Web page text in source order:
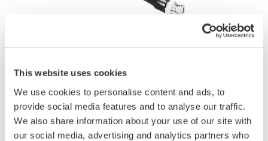
This website uses cookies
We use cookies to personalise content and ads, to
provide social media features and to analyse our traffic.
We also share information about your use of our site with
our social media, advertising and analytics partners who
Angebot anfordern Technischer Support
Broschüren